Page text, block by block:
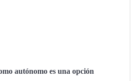
autónomo es una opción